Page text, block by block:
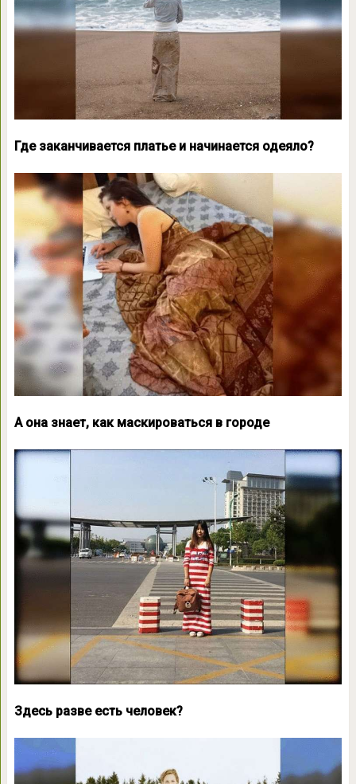
Где заканчивается платье и начинается одеяло?
А она знает, как маскироваться в городе
Здесь разве есть человек?